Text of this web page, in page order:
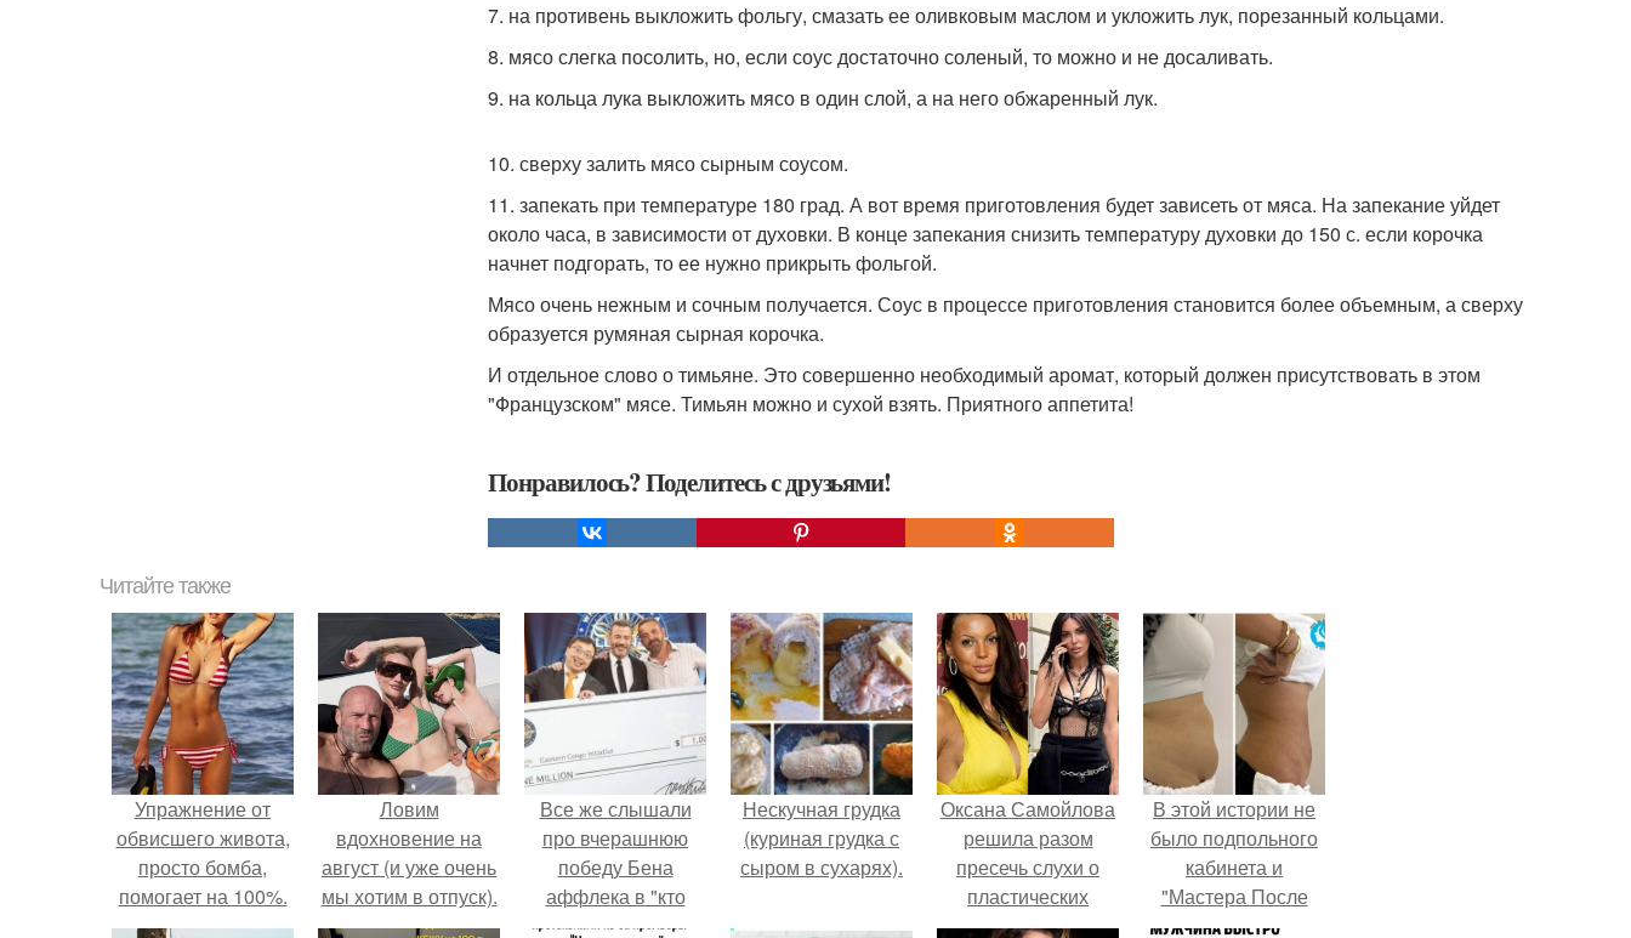
7. на противень выкложить фольгу, смазать ее оливковым маслом и укложить лук, порезанный кольцами.
8. мясо слегка посолить, но, если соус достаточно соленый, то можно и не досаливать.
9. на кольца лука выкложить мясо в один слой, а на него обжаренный лук.
10. сверху залить мясо сырным соусом.
11. запекать при температуре 180 град. А вот время приготовления будет зависеть от мяса. На запекание уйдет
около часа, в зависимости от духовки. В конце запекания снизить температуру духовки до 150 с. если корочка
начнет подгорать, то ее нужно прикрыть фольгой.
Мясо очень нежным и сочным получается. Соус в процессе приготовления становится более объемным, а сверху
образуется румяная сырная корочка.
И отдельное слово о тимьяне. Это совершенно необходимый аромат, который должен присутствовать в этом
"Французском" мясе. Тимьян можно и сухой взять. Приятного аппетита!
Понравилось? Поделитесь с друзьями!
Читайте также
Упражнение от
обвисшего живота,
просто бомба,
помогает на 100%.
Ловим
вдохновение на
август (и уже очень
мы хотим в отпуск).
Все же слышали
про вчерашнюю
победу Бена
аффлека в "кто
хочет стать
Нескучная грудка
(куриная грудка с
сыром в сухарях).
Оксана Самойлова
решила разом
пресечь слухи о
пластических
операциях и
В этой истории не
было подпольного
кабинета и
"Мастера После
Двухнедельных